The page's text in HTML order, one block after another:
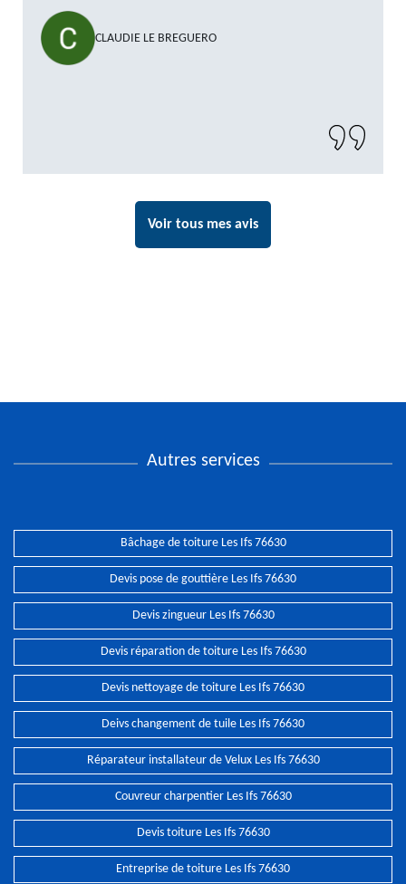
CLAUDIE LE BREGUERO
Voir tous mes avis
Autres services
Bâchage de toiture Les Ifs 76630
Devis pose de gouttière Les Ifs 76630
Devis zingueur Les Ifs 76630
Devis réparation de toiture Les Ifs 76630
Devis nettoyage de toiture Les Ifs 76630
Deivs changement de tuile Les Ifs 76630
Réparateur installateur de Velux Les Ifs 76630
Couvreur charpentier Les Ifs 76630
Devis toiture Les Ifs 76630
Entreprise de toiture Les Ifs 76630